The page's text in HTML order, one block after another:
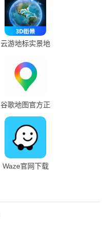
云游地标实景地
谷歌地图官方正
版下载
Waze官网下载